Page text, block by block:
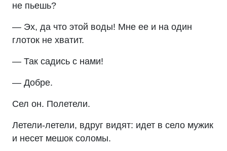
не пьешь?
— Эх, да что этой воды! Мне ее и на один
глоток не хватит.
— Так садись с нами!
— Добре.
Сел он. Полетели.
Летели-летели, вдруг видят: идет в село мужик
и несет мешок соломы.